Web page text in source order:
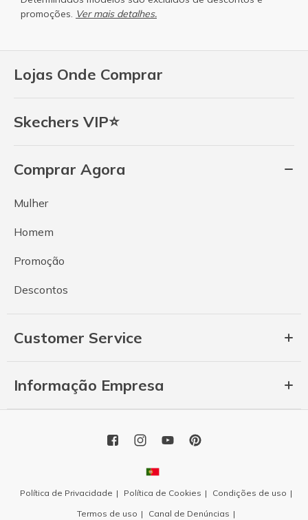
Lojas Onde Comprar
Skechers VIP⭐
Comprar Agora
Mulher
Homem
Promoção
Descontos
Customer Service
Informação Empresa
promoções. Ver mais detalhes.
Política de Privacidade Política de Cookies
Condições de uso
Termos de uso
Canal de Denúncias